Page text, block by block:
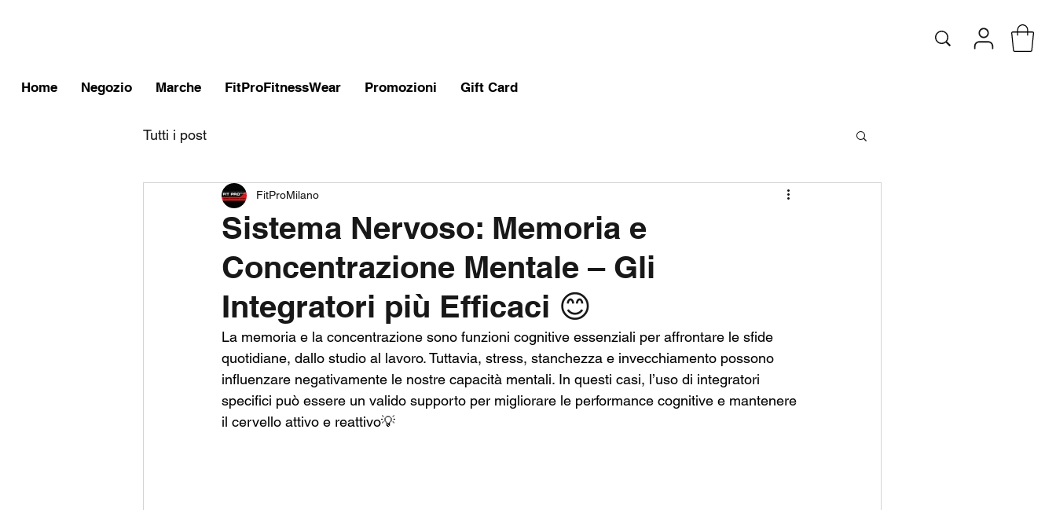
Home Negozio Marche FitProFitnessWear Promozioni Gift Card
Tutti i post
Sistema Nervoso: Memoria e
Concentrazione Mentale – Gli
Integratori più Efficaci 😊
FitProMilano
La memoria e la concentrazione sono funzioni cognitive essenziali per affrontare le sfide
quotidiane, dallo studio al lavoro. Tuttavia, stress, stanchezza e invecchiamento possono
influenzare negativamente le nostre capacità mentali. In questi casi, l’uso di integratori
specifici può essere un valido supporto per migliorare le performance cognitive e mantenere
il cervello attivo e reattivo💡